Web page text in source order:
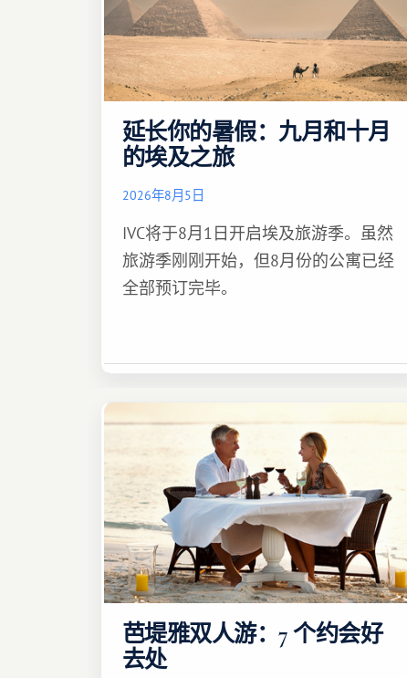
延长你的暑假：九月和十月
的埃及之旅
2026年8月5日
IVC将于8月1日开启埃及旅游季。虽然
旅游季刚刚开始，但8月份的公寓已经
全部预订完毕。
芭堤雅双人游：7 个约会好
去处